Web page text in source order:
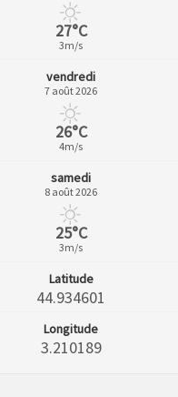
27°C
3m/s
vendredi
7 août 2026
26°C
4m/s
samedi
8 août 2026
25°C
3m/s
Latitude
44.934601
Longitude
3.210189